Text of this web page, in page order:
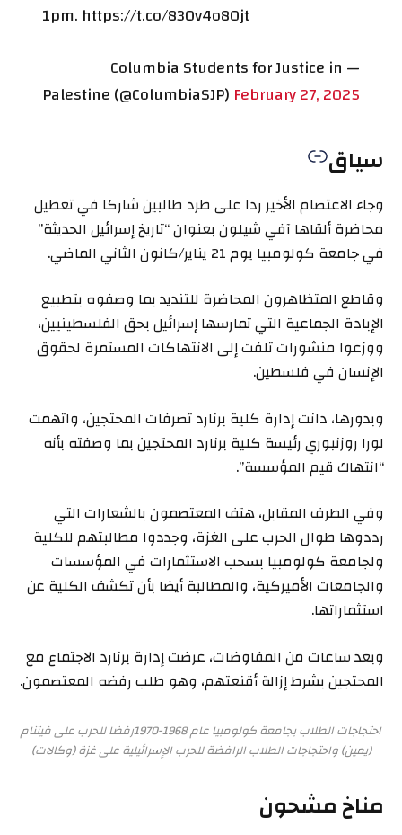
1pm. https://t.co/830v4o80jt
— Columbia Students for Justice in
Palestine (@ColumbiaSJP) February 27, 2025
سياق
وجاء الاعتصام الأخير ردا على طرد طالبين شاركا في تعطيل
محاضرة ألقاها آفي شيلون بعنوان “تاريخ إسرائيل الحديثة”
في جامعة كولومبيا يوم 21 يناير/كانون الثاني الماضي.
وقاطع المتظاهرون المحاضرة للتنديد بما وصفوه بتطبيع
الإبادة الجماعية التي تمارسها إسرائيل بحق الفلسطينيين،
ووزعوا منشورات تلفت إلى الانتهاكات المستمرة لحقوق
الإنسان في فلسطين.
وبدورها، دانت إدارة كلية برنارد تصرفات المحتجين، واتهمت
لورا روزنبوري رئيسة كلية برنارد المحتجين بما وصفته بأنه
“انتهاك قيم المؤسسة”.
وفي الطرف المقابل، هتف المعتصمون بالشعارات التي
رددوها طوال الحرب على الغزة، وجددوا مطالبتهم للكلية
ولجامعة كولومبيا بسحب الاستثمارات في المؤسسات
والجامعات الأميركية، والمطالبة أيضا بأن تكشف الكلية عن
استثماراتها.
وبعد ساعات من المفاوضات، عرضت إدارة برنارد الاجتماع مع
المحتجين بشرط إزالة أقنعتهم، وهو طلب رفضه المعتصمون.
احتجاجات الطلاب بجامعة كولومبيا عام 1968-1970رفضا للحرب على فيتنام
(يمين) واحتجاجات الطلاب الرافضة للحرب الإسرائيلية على غزة (وكالات)
مناخ مشحون